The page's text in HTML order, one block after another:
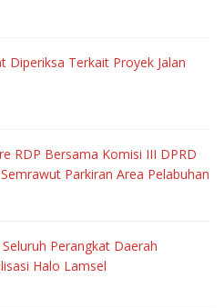
Diperiksa Terkait Proyek Jalan
RDP Bersama Komisi III DPRD
Parkiran Area Pelabuhan
Perangkat Daerah
Halo Lamsel